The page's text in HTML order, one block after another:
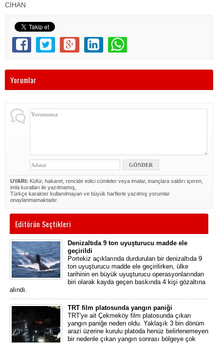
CİHAN
Yorumlar
UYARI: Küfür, hakaret, rencide edici cümleler veya imalar, inançlara saldırı içeren,
imla kuralları ile yazılmamış,
Türkçe karakter kullanılmayan ve büyük harflerle yazılmış yorumlar
onaylanmamaktadır.
Editörün Seçtikleri
Denizaltıda 9 ton uyuşturucu madde ele
geçirildi
Portekiz açıklarında durdurulan bir denizaltıda 9
ton uyuşturucu madde ele geçirilirken, ülke
tarihinin en büyük uyuşturucu operasyonlarından
biri olarak kayda geçen baskında 4 kişi gözaltına
alındı.
TRT film platosunda yangın paniği
TRT'ye ait Çekmeköy film platosunda çıkan
yangın paniğe neden oldu. Yaklaşık 3 bin dönüm
arazi üzerine kurulu platoda henüz belirlenemeyen
bir nedenle çıkan yangın sonrası bölgeye çok